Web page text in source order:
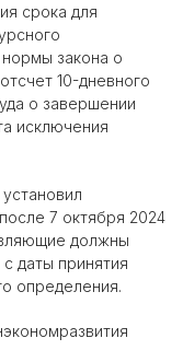
срока для
нормы закона о
10-дневного
о завершении
исключения
7 октября 2024
должны
даты принятия
определения.